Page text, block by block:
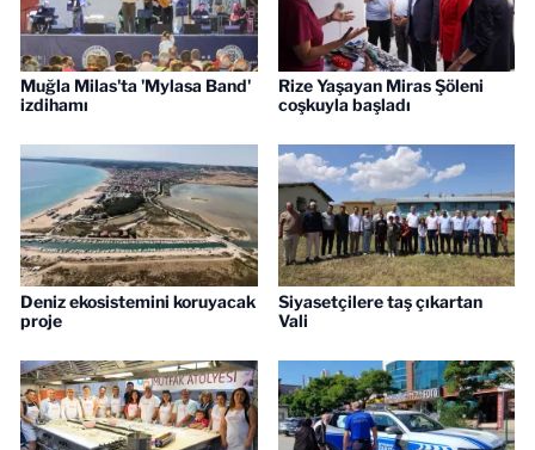
Muğla Milas'ta 'Mylasa Band'
izdihamı
Rize Yaşayan Miras Şöleni
coşkuyla başladı
Deniz ekosistemini koruyacak
proje
Siyasetçilere taş çıkartan
Vali